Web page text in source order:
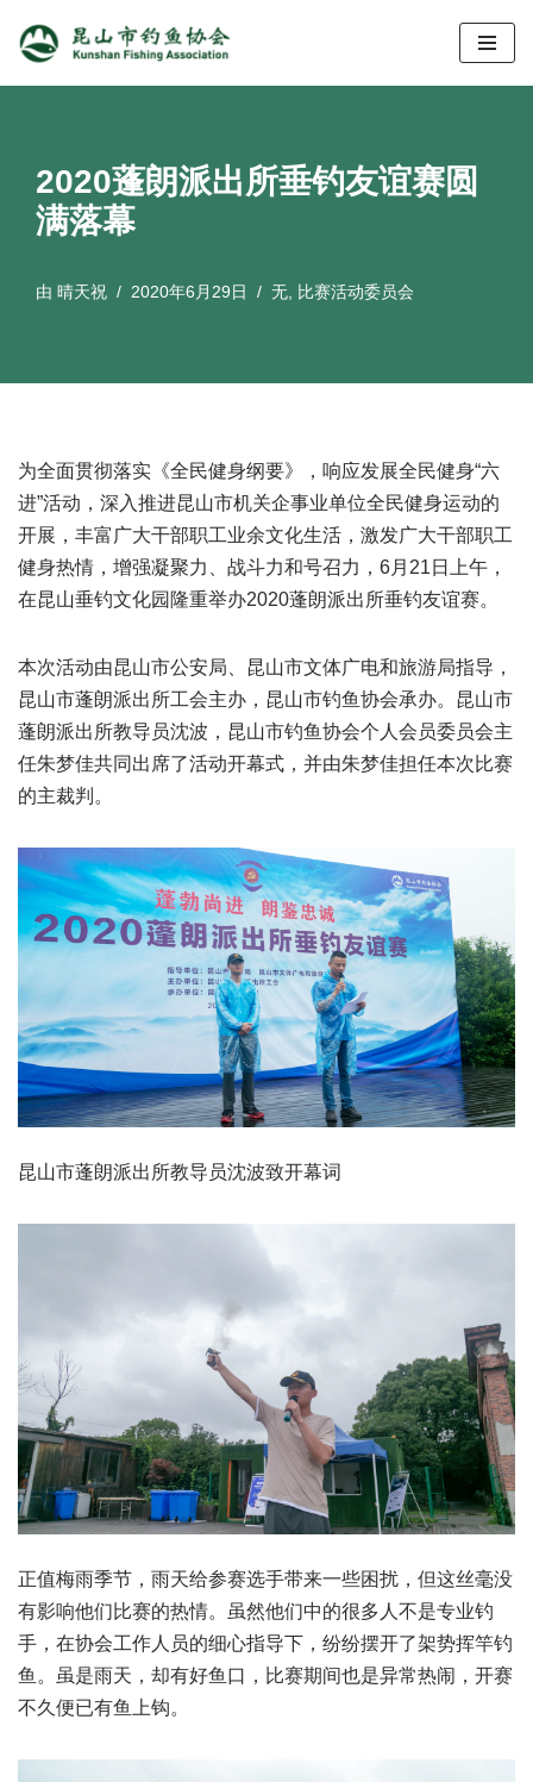
跳
2020蓬朗派出所垂钓友谊赛圆
满落幕
由 晴天祝 2020年6月29日 无 比赛活动委员会
为全面贯彻落实《全民健身纲要》，响应发展全民健身“六
进”活动，深入推进昆山市机关企事业单位全民健身运动的
开展，丰富广大干部职工业余文化生活，激发广大干部职工
健身热情，增强凝聚力、战斗力和号召力，6月21日上午，
在昆山垂钓文化园隆重举办2020蓬朗派出所垂钓友谊赛。
本次活动由昆山市公安局、昆山市文体广电和旅游局指导，
昆山市蓬朗派出所工会主办，昆山市钓鱼协会承办。昆山市
蓬朗派出所教导员沈波，昆山市钓鱼协会个人会员委员会主
任朱梦佳共同出席了活动开幕式，并由朱梦佳担任本次比赛
的主裁判。
昆山市蓬朗派出所教导员沈波致开幕词
正值梅雨季节，雨天给参赛选手带来一些困扰，但这丝毫没
有影响他们比赛的热情。虽然他们中的很多人不是专业钓
手，在协会工作人员的细心指导下，纷纷摆开了架势挥竿钓
鱼。虽是雨天，却有好鱼口，比赛期间也是异常热闹，开赛
不久便已有鱼上钩。